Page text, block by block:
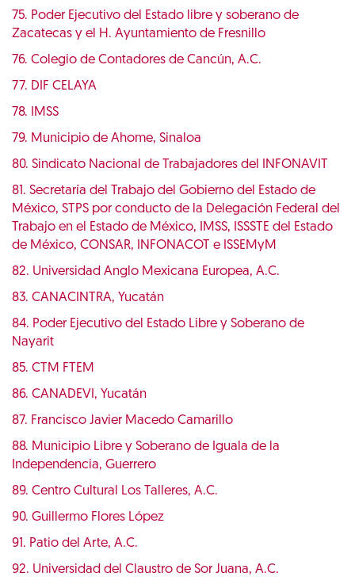
75. Poder Ejecutivo del Estado libre y soberano de
Zacatecas y el H. Ayuntamiento de Fresnillo
76. Colegio de Contadores de Cancún, A.C.
77. DIF CELAYA
78. IMSS
79. Municipio de Ahome, Sinaloa
80. Sindicato Nacional de Trabajadores del INFONAVIT
81. Secretaría del Trabajo del Gobierno del Estado de
México, STPS por conducto de la Delegación Federal del
Trabajo en el Estado de México, IMSS, ISSSTE del Estado
de México, CONSAR, INFONACOT e ISSEMyM
82. Universidad Anglo Mexicana Europea, A.C.
83. CANACINTRA, Yucatán
84. Poder Ejecutivo del Estado Libre y Soberano de
Nayarit
85. CTM FTEM
86. CANADEVI, Yucatán
87. Francisco Javier Macedo Camarillo
88. Municipio Libre y Soberano de Iguala de la
Independencia, Guerrero
89. Centro Cultural Los Talleres, A.C.
90. Guillermo Flores López
91. Patio del Arte, A.C.
92. Universidad del Claustro de Sor Juana, A.C.